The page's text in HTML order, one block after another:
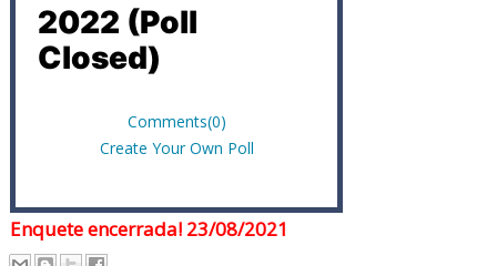
2022 (Poll
Closed)
Comments(0)
Create Your Own Poll
Enquete encerrada! 23/08/2021